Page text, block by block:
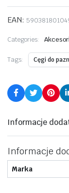
EAN:
Categories:
Tags: Cęgi do
Informacje
Informacje
Marka